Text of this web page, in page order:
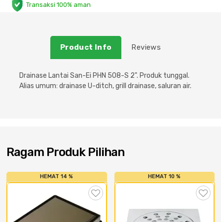
Transaksi 100% aman
Product Info Reviews
Drainase Lantai San-Ei PHN 508-S 2". Produk tunggal.
Alias umum: drainase U-ditch, grill drainase, saluran air.
Ragam Produk Pilihan
HEMAT 14 % HEMAT 10 %